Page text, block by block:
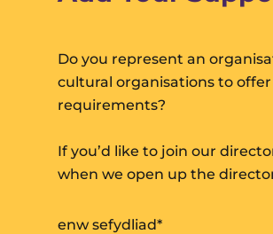
Do you represent an
cultural organisations to
requirements?
If you’d like to join our
when we open up the
enw sefydliad*